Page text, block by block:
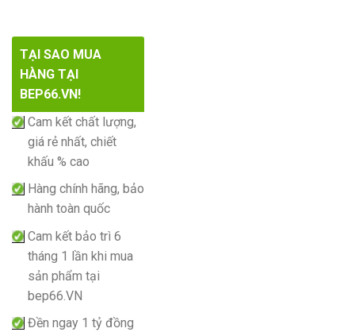
TẠI SAO MUA
HÀNG TẠI
BEP66.VN!
Cam kết chất lượng,
giá rẻ nhất, chiết
khấu % cao
Hàng chính hãng, bảo
hành toàn quốc
Cam kết bảo trì 6
tháng 1 lần khi mua
sản phẩm tại
bep66.VN
Đền ngay 1 tỷ đồng